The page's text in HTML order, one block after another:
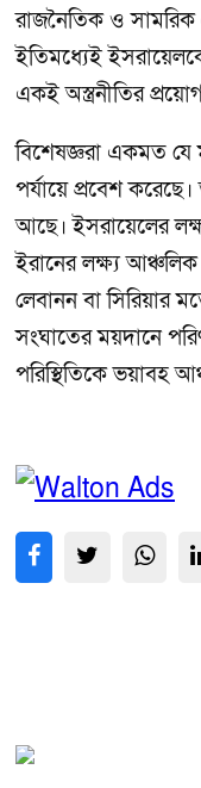
রাজনৈতিক ও সামরিক
ইতিমধ্যেই
একই অস্ত্রনীতির
বিশেষজ্ঞরা একমত
পর্যায়ে প্রবেশ
আছে। ইসরায়েলের
ইরানের লক্ষ্য
লেবানন বা সিরিয়ার
সংঘাতের ময়দানে
পরিস্থিতিকে ভয়াবহ